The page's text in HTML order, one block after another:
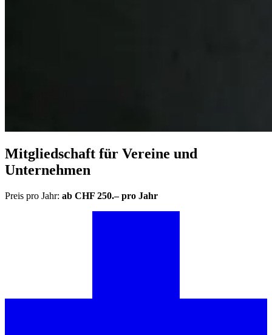
Mitgliedschaft für Vereine und
Unternehmen
Preis pro Jahr: ab CHF 250.– pro Jahr